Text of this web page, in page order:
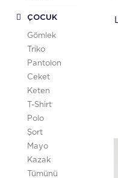
ÇOCUK
Gömlek
Triko
Pantolon
Ceket
Keten
T-Shirt
Polo
Şort
Mayo
Kazak
Tümünü